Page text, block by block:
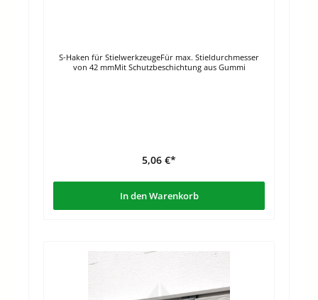
S-Haken für StielwerkzeugeFür max. Stieldurchmesser
von 42 mmMit Schutzbeschichtung aus Gummi
5,06 €*
In den Warenkorb